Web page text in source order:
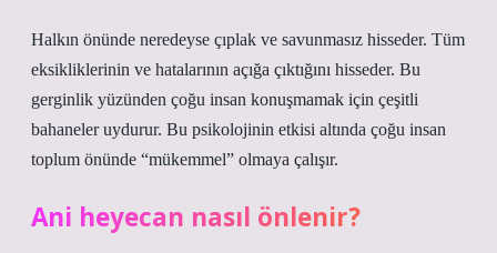
Halkın önünde neredeyse çıplak ve savunmasız hisseder. Tüm
eksikliklerinin ve hatalarının açığa çıktığını hisseder. Bu
gerginlik yüzünden çoğu insan konuşmamak için çeşitli
bahaneler uydurur. Bu psikolojinin etkisi altında çoğu insan
toplum önünde “mükemmel” olmaya çalışır.
Ani heyecan nasıl önlenir?